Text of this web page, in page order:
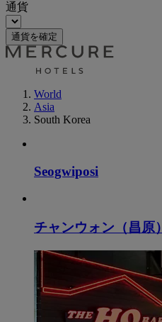
通貨
通貨を確定
World
Asia
South Korea
Seogwiposi
チャンウォン（昌原）